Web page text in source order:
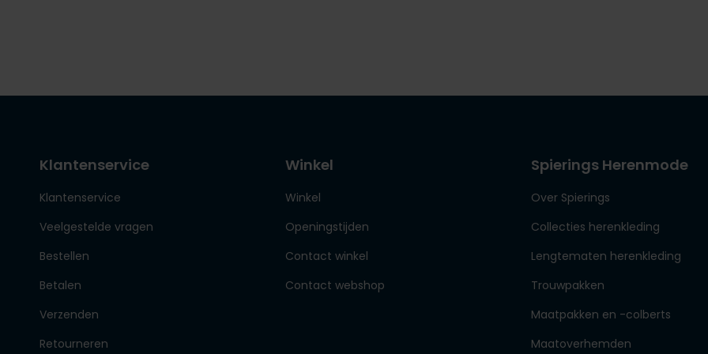
Klantenservice
Klantenservice
Veelgestelde vragen
Bestellen
Betalen
Verzenden
Retourneren
Winkel
Winkel
Openingstijden
Contact winkel
Contact webshop
Spierings Herenmode
Over Spierings
Collecties herenkleding
Lengtematen herenkleding
Trouwpakken
Maatpakken en -colberts
Maatoverhemden